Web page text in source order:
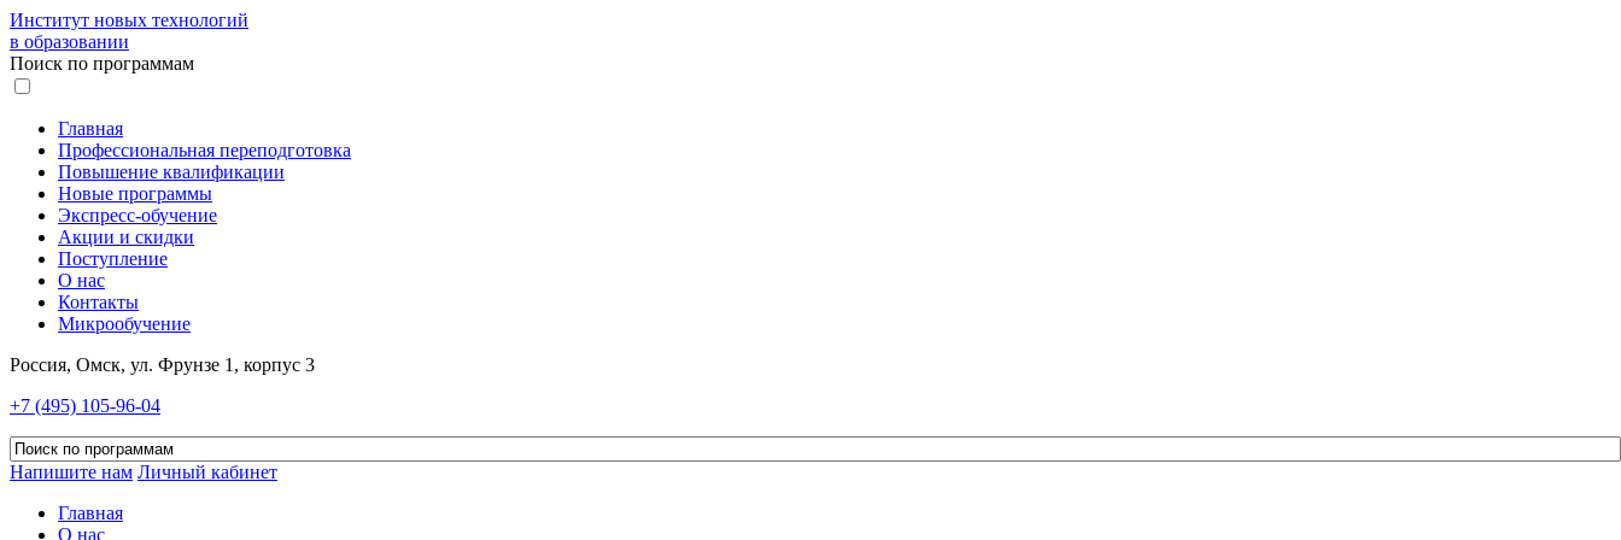
Институт новых технологий
в образовании
Поиск по программам
Главная
Профессиональная переподготовка
Повышение квалификации
Новые программы
Экспресс-обучение
Акции и скидки
Поступление
О нас
Контакты
Микрообучение
Россия, Омск, ул. Фрунзе 1, корпус 3
+7 (495) 105-96-04
Напишите нам Личный кабинет
Главная
О нас